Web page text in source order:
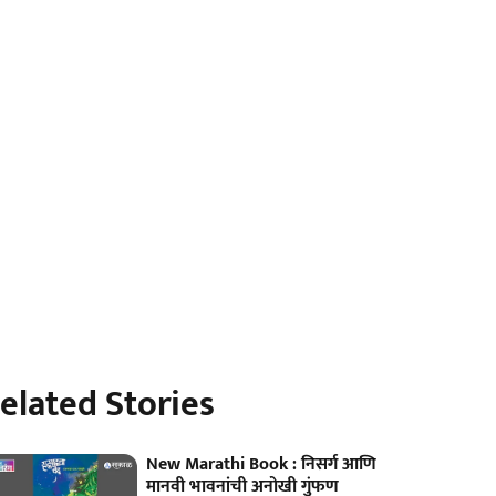
Stories
New Marathi Book : निसर्ग आणि
मानवी भावनांची अनोखी गुंफण